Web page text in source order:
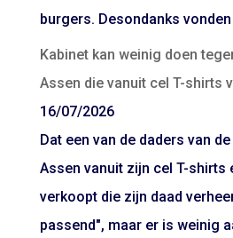
burgers. Desondanks
Kabinet kan weinig doen
Assen die vanuit cel T-shirts
16/07/2026
Dat een van de daders van
Assen vanuit zijn cel T-shirts
verkoopt die zijn daad
passend", maar er is weinig